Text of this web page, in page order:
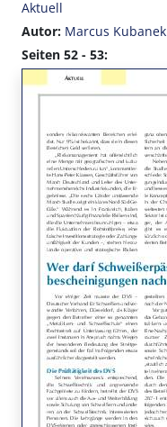
Aktuell
Autor: Marcus Kubanek
Seiten 52 - 53: